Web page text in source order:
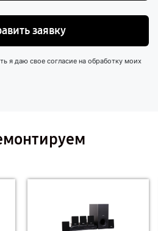
заявку
я даю свое согласие на обработку моих